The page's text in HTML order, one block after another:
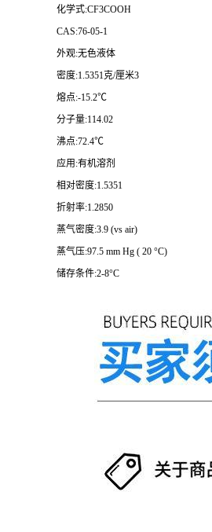
化学式:CF3COOH
CAS:76-05-1
外观:无色液体
密度:1.5351克/厘米3
熔点:-15.2℃
分子量:114.02
沸点:72.4℃
应用:有机溶剂
相对密度:1.5351
折射率:1.2850
蒸气密度:3.9 (vs air)
蒸气压:97.5 mm Hg ( 20 °C)
储存条件:2-8°C